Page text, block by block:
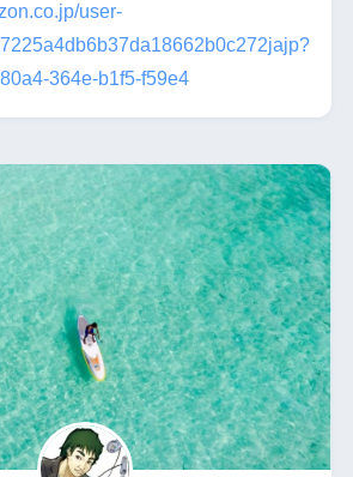
user-
364e-b1f5-f59e4